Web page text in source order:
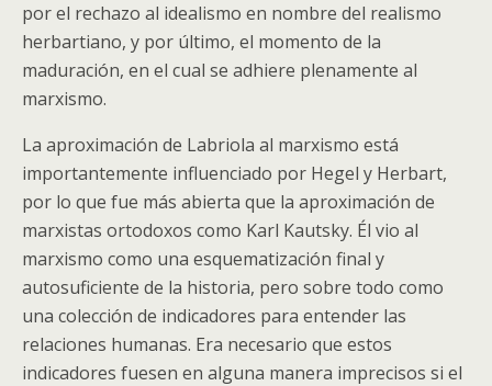
por el rechazo al idealismo en nombre del realismo
herbartiano, y por último, el momento de la
maduración, en el cual se adhiere plenamente al
marxismo.
La aproximación de Labriola al marxismo está
importantemente influenciado por Hegel y Herbart,
por lo que fue más abierta que la aproximación de
marxistas ortodoxos como Karl Kautsky. Él vio al
marxismo como una esquematización final y
autosuficiente de la historia, pero sobre todo como
una colección de indicadores para entender las
relaciones humanas. Era necesario que estos
indicadores fuesen en alguna manera imprecisos si el